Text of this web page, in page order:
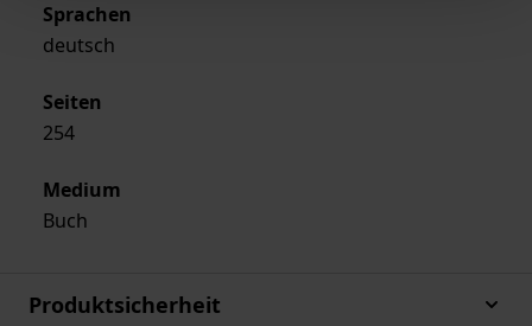
Sprachen
deutsch
Seiten
254
Medium
Buch
Produktsicherheit